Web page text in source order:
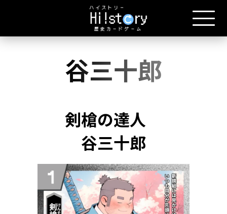
谷三十郎
剣槍の達人
谷三十郎